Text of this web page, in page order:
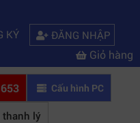
KÝ ĐĂNG NHẬP
Giỏ hàng
Cấu hình PC
thanh lý